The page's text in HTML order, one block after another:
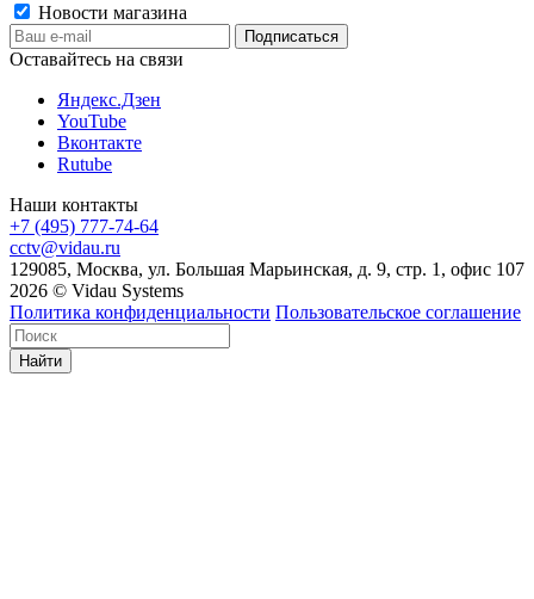
Новости магазина
Оставайтесь на связи
Яндекс.Дзен
YouTube
Вконтакте
Rutube
Наши контакты
+7 (495) 777-74-64
cctv@vidau.ru
129085, Москва, ул. Большая Марьинская, д. 9, стр. 1, офис 107
2026 © Vidau Systems
Политика конфиденциальности Пользовательское соглашение
Найти